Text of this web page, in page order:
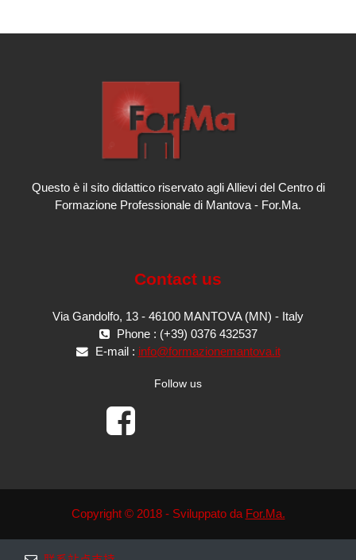
Questo è il sito didattico riservato agli Allievi del Centro di
Formazione Professionale di Mantova - For.Ma.
Contact us
Via Gandolfo, 13 - 46100 MANTOVA (MN) - Italy
Phone : (+39) 0376 432537
E-mail : info@formazionemantova.it
Follow us
Copyright © 2018 - Sviluppato da For.Ma.